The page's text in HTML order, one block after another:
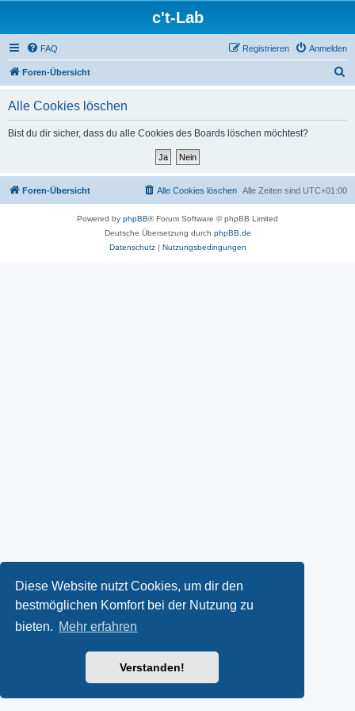
Diese Website nutzt Cookies, um dir den
bestmöglichen Komfort bei der Nutzung zu
bieten. Mehr erfahren
Verstanden!
c't-Lab
FAQ Anmelden
Registrieren
Foren-Übersicht
Alle Cookies löschen
Bist du dir sicher, dass du alle Cookies des Boards löschen möchtest?
Foren-Übersicht Alle Zeiten sind UTC+01:00
Alle Cookies löschen
Powered by phpBB® Forum Software © phpBB Limited
Deutsche Übersetzung durch phpBB.de
Datenschutz| Nutzungsbedingungen